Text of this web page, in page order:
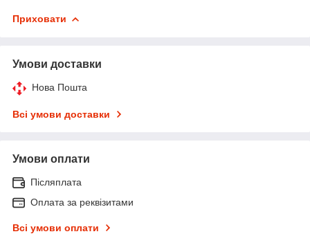
Приховати
Умови доставки
Нова Пошта
Всі умови доставки
Умови оплати
Післяплата
Оплата за реквізитами
Всі умови оплати